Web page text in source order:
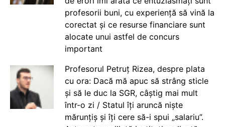
profesorii buni, cu experiență să vină la
corectat și ce resurse financiare sunt
alocate unui astfel de concurs
important
Profesorul Petruț Rizea, despre plata
cu ora: Dacă mă apuc să strâng sticle
și să le duc la SGR, câștig mai mult
într-o zi / Statul îți aruncă niște
mărunțiș și îți cere să-i spui „salariu”.